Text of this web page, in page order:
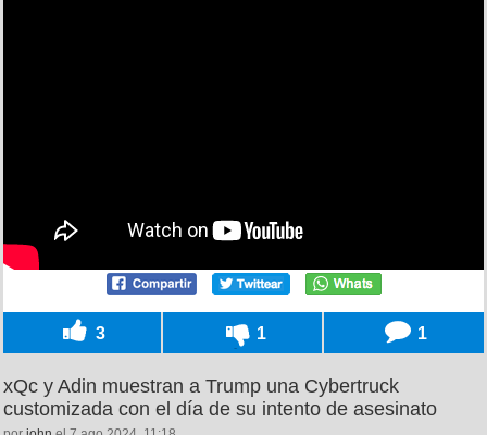
3 1 1
xQc y Adin muestran a Trump una Cybertruck
customizada con el día de su intento de asesinato